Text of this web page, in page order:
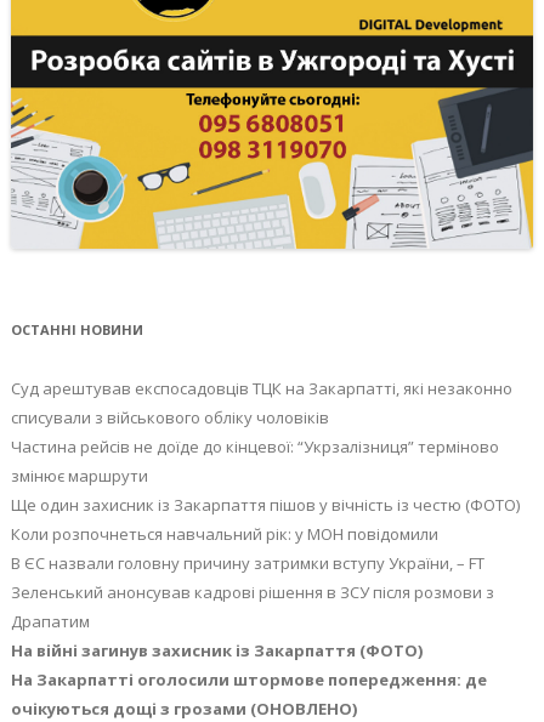
ОСТАННІ НОВИНИ
Суд арештував експосадовців ТЦК на Закарпатті, які незаконно
списували з військового обліку чоловіків
Частина рейсів не доїде до кінцевої: “Укрзалізниця” терміново
змінює маршрути
Ще один захисник із Закарпаття пішов у вічність із честю (ФОТО)
Коли розпочнеться навчальний рік: у МОН повідомили
В ЄС назвали головну причину затримки вступу України, – FT
Зеленський анонсував кадрові рішення в ЗСУ після розмови з
Драпатим
На війні загинув захисник із Закарпаття (ФОТО)
На Закарпатті оголосили штормове попередження: де
очікуються дощі з грозами (ОНОВЛЕНО)